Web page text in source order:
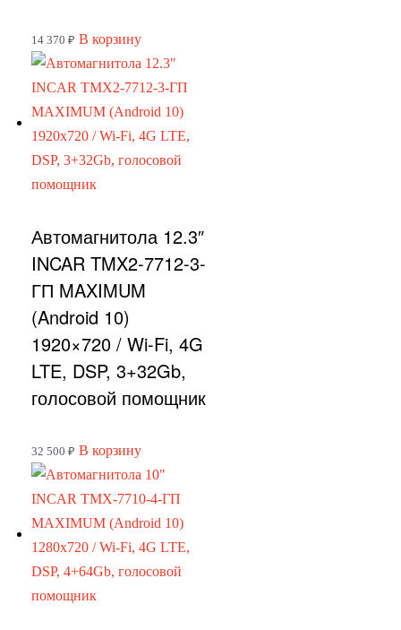
14 370 ₽ В корзину
Автомагнитола 12.3″
INCAR TMX2-7712-3-
ГП MAXIMUM
(Android 10)
1920×720 / Wi-Fi, 4G
LTE, DSP, 3+32Gb,
голосовой помощник
32 500 ₽ В корзину